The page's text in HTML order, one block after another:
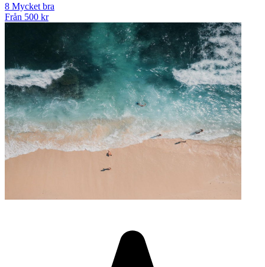
8 Mycket bra
Från 500 kr